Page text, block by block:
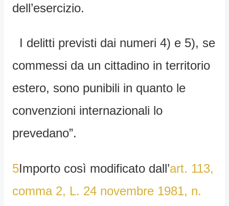
dell’esercizio.
I delitti previsti dai numeri 4) e 5), se
commessi da un cittadino in territorio
estero, sono punibili in quanto le
convenzioni internazionali lo
prevedano”.
5Importo così modificato dall’art. 113,
comma 2, L. 24 novembre 1981, n.